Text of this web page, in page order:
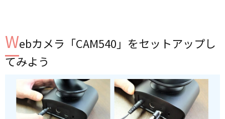
Webカメラ「CAM540」をセットアップし
てみよう